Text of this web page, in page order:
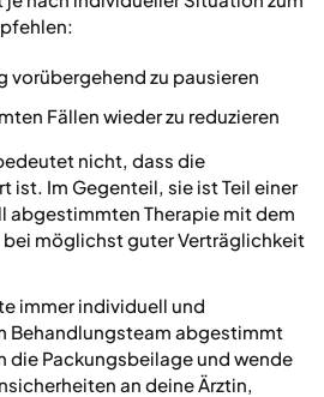
vorübergehend zu pausieren
Fällen wieder zu reduzieren
nicht, dass die
ist. Im Gegenteil, sie ist Teil einer
abgestimmten Therapie mit dem
bei möglichst guter Verträglichkeit
immer individuell und
Behandlungsteam abgestimmt
die Packungsbeilage und wende
an deine Ärztin,